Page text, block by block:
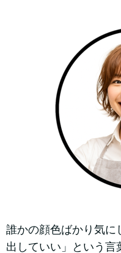
誰かの顔色ばかり気に
出していい」という言